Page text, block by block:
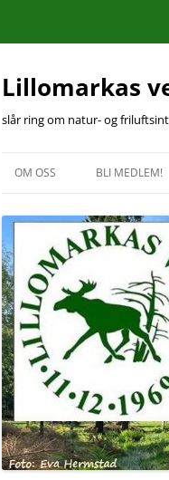
Hopp
innhold
Lillomarkas
slår ring om natur- og
OM OSS
ÅRSMØTEPROTOKOLL 2025
ÅRSBERETNING 2025
VEDTEKTER
BLI MEDLEM!